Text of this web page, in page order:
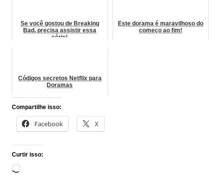
Se você gostou de Breaking
Bad, precisa assistir essa
série!
Este dorama é maravilhoso do
começo ao fim!
Códigos secretos Netflix para
Doramas
Compartilhe isso:
Facebook X
Curtir isso:
Carregando...